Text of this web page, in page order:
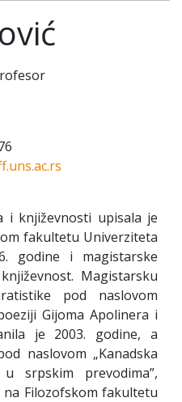
i književnosti upisala je
fakultetu Univerziteta
godine i magistarske
Magistarsku
pod naslovom
Gijoma Apolinera i
je 2003. godine, a
naslovom „Kanadska
srpskim prevodima”,
Filozofskom fakultetu